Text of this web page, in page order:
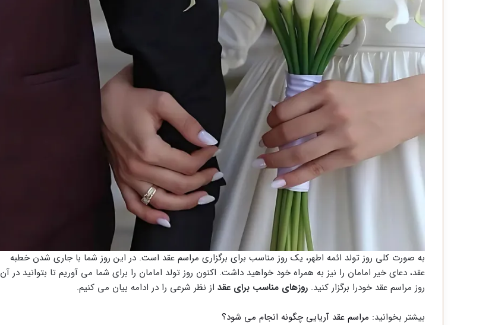
به صورت کلی روز تولد ائمه اطهر، یک روز مناسب برای برگزاری مراسم عقد است. در این روز شما با جاری شدن خطبه
عقد، دعای خیر امامان را نیز به همراه خود خواهید داشت. اکنون روز تولد امامان را برای شما می آوریم تا بتوانید در آن
روز مراسم عقد خودرا برگزار کنید. روزهای مناسب برای عقد از نظر شرعی را در ادامه بیان می کنیم.
بیشتر بخوانید: مراسم عقد آریایی چگونه انجام می شود؟